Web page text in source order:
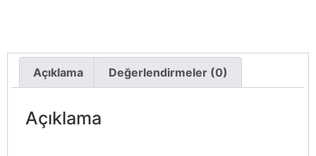
Açıklama Değerlendirmeler (0)
Açıklama